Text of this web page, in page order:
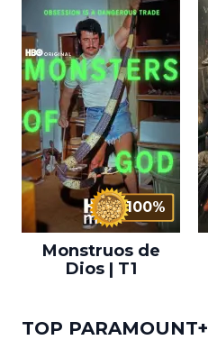
100%
Monstruos de
Dios | T1
TOP PARAMOUNT+